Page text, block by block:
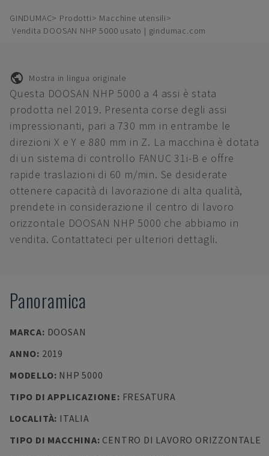
GINDUMAC Prodotti
Macchine utensili
Vendita DOOSAN NHP 5000 usato | gindumac.com
Mostra in lingua originale
Questa DOOSAN NHP 5000 a 4 assi è stata
prodotta nel 2019. Presenta corse degli assi
impressionanti, pari a 730 mm in entrambe le
direzioni X e Y e 880 mm in Z. La macchina è dotata
di un sistema di controllo FANUC 31i-B e offre
rapide traslazioni di 60 m/min. Se desiderate
ottenere capacità di lavorazione di alta qualità,
prendete in considerazione il centro di lavoro
orizzontale DOOSAN NHP 5000 che abbiamo in
vendita. Contattateci per ulteriori dettagli.
Panoramica
MARCA: DOOSAN
ANNO: 2019
MODELLO: NHP 5000
TIPO DI APPLICAZIONE: FRESATURA
LOCALITÀ: ITALIA
TIPO DI MACCHINA: CENTRO DI LAVORO ORIZZONTALE